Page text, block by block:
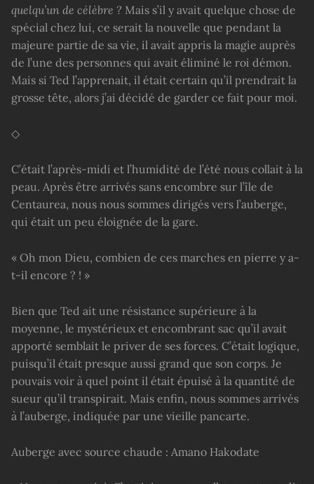
quelqu’un de célèbre ? Mais s’il y avait quelque chose de
spécial chez lui, ce serait la nouvelle que pendant la
majeure partie de sa vie, il avait appris la magie auprès
de l’une des personnes qui avait éliminé le roi démon.
Mais si Ted l’apprenait, il était certain qu’il prendrait la
grosse tête, alors j’ai décidé de garder ce fait pour moi.
◇
C’était l’après-midi et l’humidité de l’été nous collait à la
peau. Après être arrivés sans encombre sur l’île de
Centaurea, nous nous sommes dirigés vers l’auberge,
qui était un peu éloignée de la gare.
« Oh mon Dieu, combien de ces marches en pierre y a-
t-il encore ? ! »
Bien que Ted ait une résistance supérieure à la
moyenne, le mystérieux et encombrant sac qu’il avait
apporté semblait le priver de ses forces. C’était logique,
puisqu’il était presque aussi grand que son corps. Je
pouvais voir à quel point il était épuisé à la quantité de
sueur qu’il transpirait. Mais enfin, nous sommes arrivés
à l’auberge, indiquée par une vieille pancarte.
Auberge avec source chaude : Amano Hakodate